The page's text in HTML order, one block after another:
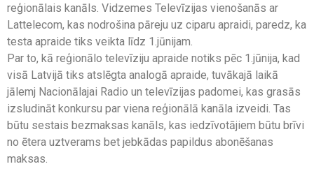
reģionālais kanāls. Vidzemes Televīzijas vienošanās ar
Lattelecom, kas nodrošina pāreju uz ciparu apraidi, paredz, ka
testa apraide tiks veikta līdz 1.jūnijam.
Par to, kā reģionālo televīziju apraide notiks pēc 1.jūnija, kad
visā Latvijā tiks atslēgta analogā apraide, tuvākajā laikā
jālemj Nacionālajai Radio un televīzijas padomei, kas grasās
izsludināt konkursu par viena reģionālā kanāla izveidi. Tas
būtu sestais bezmaksas kanāls, kas iedzīvotājiem būtu brīvi
no ētera uztverams bet jebkādas papildus abonēšanas
maksas.